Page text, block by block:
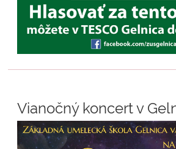
Vianočný koncert v